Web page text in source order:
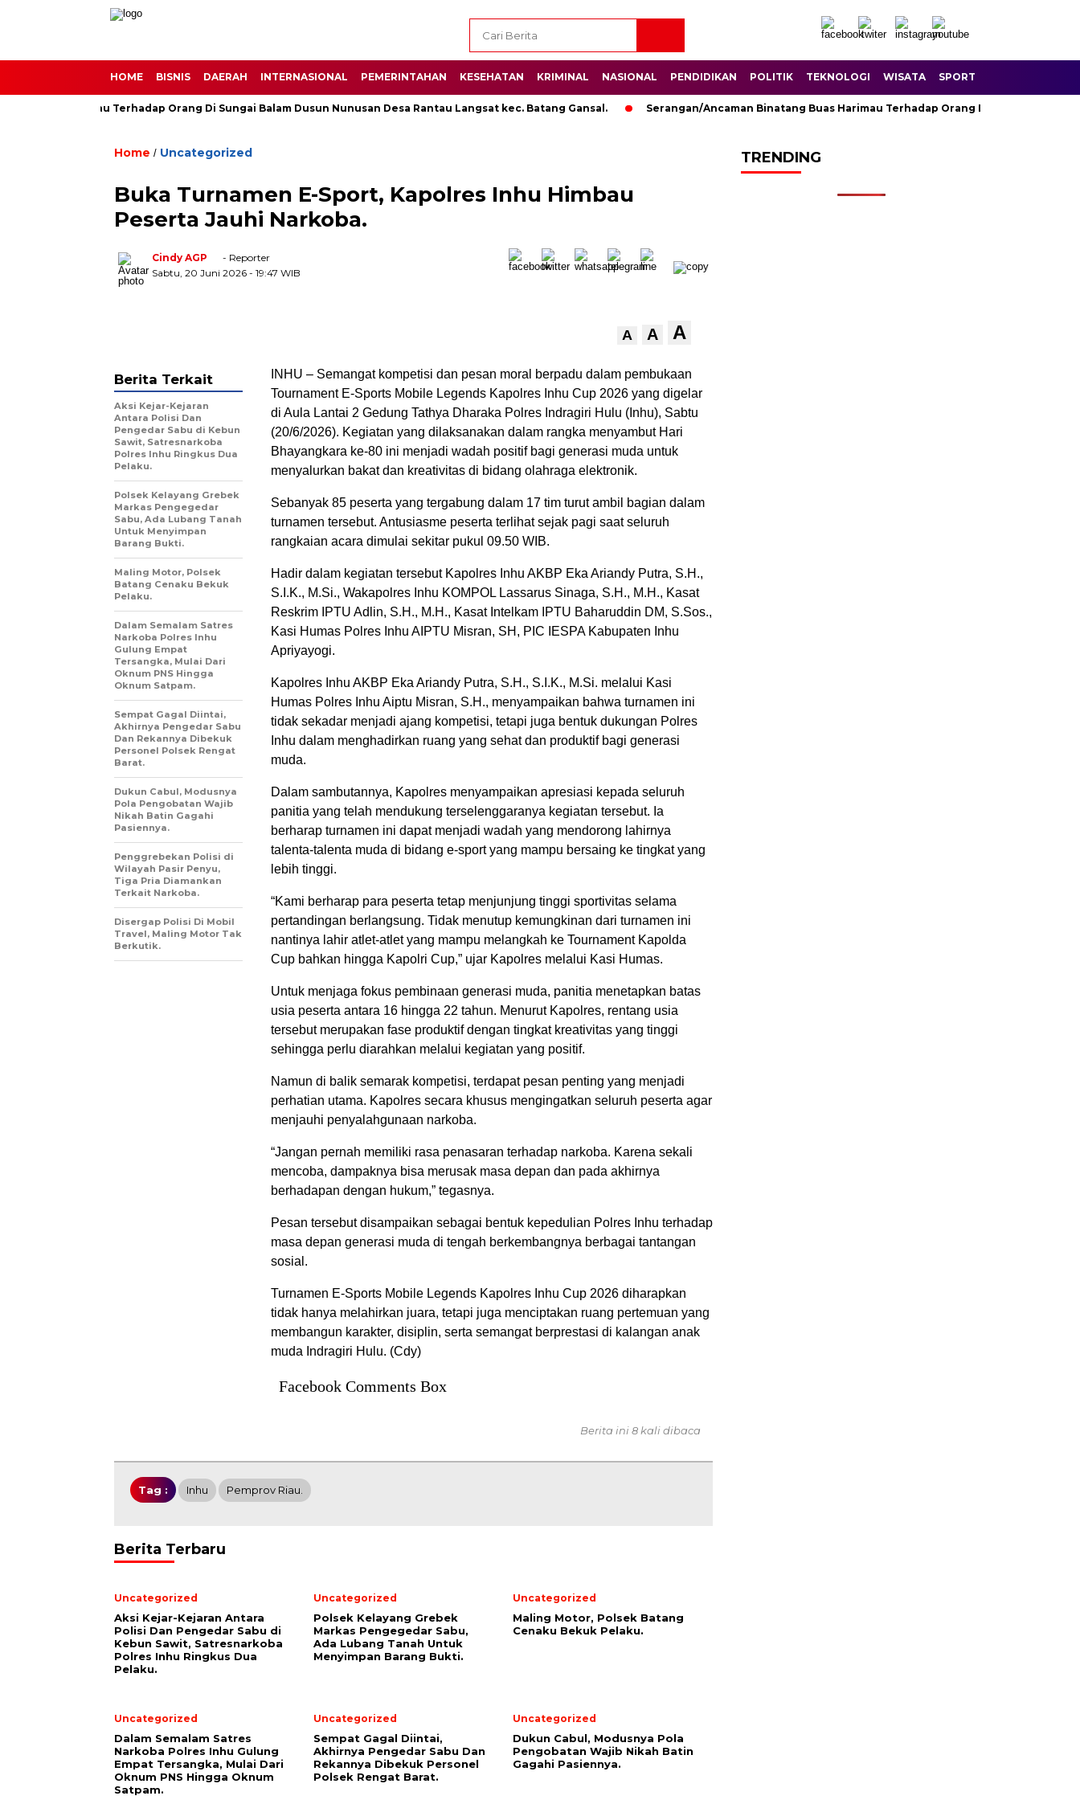
HOME BISNIS DAERAH INTERNASIONAL PEMERINTAHAN KESEHATAN KRIMINAL NASIONAL PENDIDIKAN POLITIK TEKNOLOGI WISATA SPORT
Buas Harimau Terhadap Orang Di Sungai Balam Dusun Nunusan Desa Rantau Langsat kec. Batang Gansal. Serangan/Ancaman Binatang Buas Harimau Terhadap Orang Di Sungai Balam
Home / Uncategorized
Buka Turnamen E-Sport, Kapolres Inhu Himbau
Peserta Jauhi Narkoba.
Cindy AGP
- Reporter
Sabtu, 20 Juni 2026 - 19:47 WIB
A A A
INHU – Semangat kompetisi dan pesan moral berpadu dalam pembukaan
Tournament E-Sports Mobile Legends Kapolres Inhu Cup 2026 yang digelar
di Aula Lantai 2 Gedung Tathya Dharaka Polres Indragiri Hulu (Inhu), Sabtu
(20/6/2026). Kegiatan yang dilaksanakan dalam rangka menyambut Hari
Bhayangkara ke-80 ini menjadi wadah positif bagi generasi muda untuk
menyalurkan bakat dan kreativitas di bidang olahraga elektronik.
Sebanyak 85 peserta yang tergabung dalam 17 tim turut ambil bagian dalam
turnamen tersebut. Antusiasme peserta terlihat sejak pagi saat seluruh
rangkaian acara dimulai sekitar pukul 09.50 WIB.
Hadir dalam kegiatan tersebut Kapolres Inhu AKBP Eka Ariandy Putra, S.H.,
S.I.K., M.Si., Wakapolres Inhu KOMPOL Lassarus Sinaga, S.H., M.H., Kasat
Reskrim IPTU Adlin, S.H., M.H., Kasat Intelkam IPTU Baharuddin DM, S.Sos.,
Kasi Humas Polres Inhu AIPTU Misran, SH, PIC IESPA Kabupaten Inhu
Apriyayogi.
Kapolres Inhu AKBP Eka Ariandy Putra, S.H., S.I.K., M.Si. melalui Kasi
Humas Polres Inhu Aiptu Misran, S.H., menyampaikan bahwa turnamen ini
tidak sekadar menjadi ajang kompetisi, tetapi juga bentuk dukungan Polres
Inhu dalam menghadirkan ruang yang sehat dan produktif bagi generasi
muda.
Dalam sambutannya, Kapolres menyampaikan apresiasi kepada seluruh
panitia yang telah mendukung terselenggaranya kegiatan tersebut. Ia
berharap turnamen ini dapat menjadi wadah yang mendorong lahirnya
talenta-talenta muda di bidang e-sport yang mampu bersaing ke tingkat yang
lebih tinggi.
“Kami berharap para peserta tetap menjunjung tinggi sportivitas selama
pertandingan berlangsung. Tidak menutup kemungkinan dari turnamen ini
nantinya lahir atlet-atlet yang mampu melangkah ke Tournament Kapolda
Cup bahkan hingga Kapolri Cup,” ujar Kapolres melalui Kasi Humas.
Untuk menjaga fokus pembinaan generasi muda, panitia menetapkan batas
usia peserta antara 16 hingga 22 tahun. Menurut Kapolres, rentang usia
tersebut merupakan fase produktif dengan tingkat kreativitas yang tinggi
sehingga perlu diarahkan melalui kegiatan yang positif.
Namun di balik semarak kompetisi, terdapat pesan penting yang menjadi
perhatian utama. Kapolres secara khusus mengingatkan seluruh peserta agar
menjauhi penyalahgunaan narkoba.
“Jangan pernah memiliki rasa penasaran terhadap narkoba. Karena sekali
mencoba, dampaknya bisa merusak masa depan dan pada akhirnya
berhadapan dengan hukum,” tegasnya.
Pesan tersebut disampaikan sebagai bentuk kepedulian Polres Inhu terhadap
masa depan generasi muda di tengah berkembangnya berbagai tantangan
sosial.
Turnamen E-Sports Mobile Legends Kapolres Inhu Cup 2026 diharapkan
tidak hanya melahirkan juara, tetapi juga menciptakan ruang pertemuan yang
membangun karakter, disiplin, serta semangat berprestasi di kalangan anak
muda Indragiri Hulu. (Cdy)
Facebook Comments Box
Berita Terkait
Aksi Kejar-Kejaran
Antara Polisi Dan
Pengedar Sabu di Kebun
Sawit, Satresnarkoba
Polres Inhu Ringkus Dua
Pelaku.
Polsek Kelayang Grebek
Markas Pengegedar
Sabu, Ada Lubang Tanah
Untuk Menyimpan
Barang Bukti.
Maling Motor, Polsek
Batang Cenaku Bekuk
Pelaku.
Dalam Semalam Satres
Narkoba Polres Inhu
Gulung Empat
Tersangka, Mulai Dari
Oknum PNS Hingga
Oknum Satpam.
Sempat Gagal Diintai,
Akhirnya Pengedar Sabu
Dan Rekannya Dibekuk
Personel Polsek Rengat
Barat.
Dukun Cabul, Modusnya
Pola Pengobatan Wajib
Nikah Batin Gagahi
Pasiennya.
Penggrebekan Polisi di
Wilayah Pasir Penyu,
Tiga Pria Diamankan
Terkait Narkoba.
Disergap Polisi Di Mobil
Travel, Maling Motor Tak
Berkutik.
Berita ini 8 kali dibaca
Tag : Inhu Pemprov Riau.
Berita Terbaru
Uncategorized
Aksi Kejar-Kejaran Antara
Polisi Dan Pengedar Sabu di
Kebun Sawit, Satresnarkoba
Polres Inhu Ringkus Dua
Pelaku.
Uncategorized
Polsek Kelayang Grebek
Markas Pengegedar Sabu,
Ada Lubang Tanah Untuk
Menyimpan Barang Bukti.
Uncategorized
Maling Motor, Polsek Batang
Cenaku Bekuk Pelaku.
Uncategorized
Dalam Semalam Satres
Narkoba Polres Inhu Gulung
Empat Tersangka, Mulai Dari
Oknum PNS Hingga Oknum
Satpam.
Uncategorized
Sempat Gagal Diintai,
Akhirnya Pengedar Sabu Dan
Rekannya Dibekuk Personel
Polsek Rengat Barat.
Uncategorized
Dukun Cabul, Modusnya Pola
Pengobatan Wajib Nikah Batin
Gagahi Pasiennya.
TRENDING